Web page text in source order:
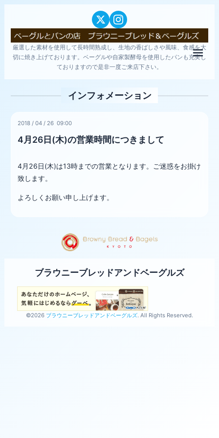
厳選した素材を使用して長時間熟成し、生地の香ばしさや風味、食感を大
切に焼き上げております。ベーグルや自家製酵母を使用したパンも充実し
ておりますので是非一度ご来店下さい。
メ
インフォメーション
2018 /04 / 26 09:00
4月26日(木)の営業時間につきまして
4月26日(木)は13時までの営業となります。ご迷惑をお掛け
致します。
よろしくお願い申し上げます。
ブラウニーブレッドアンドベーグルズ
©2026 ブラウニーブレッドアンドベーグルズ. All Rights Reserved.